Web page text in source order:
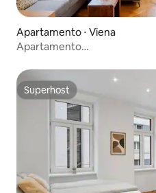
Apartamento ⋅ Viena
Apartamento
Superhost
Superhost